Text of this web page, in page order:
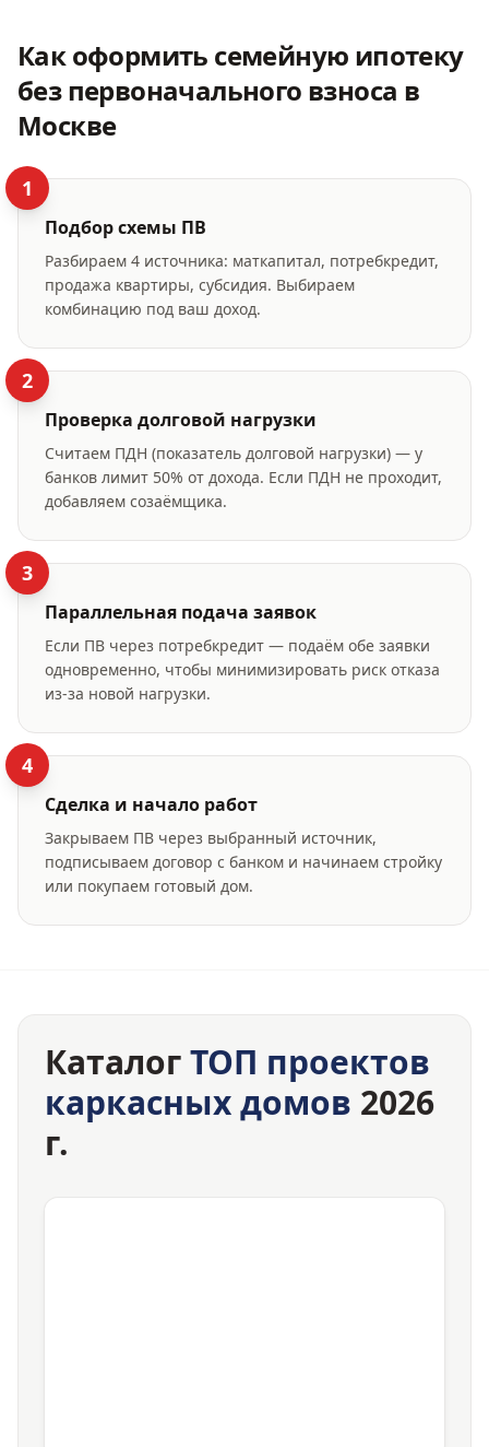
Как оформить семейную ипотеку
без первоначального взноса в
Москве
1
Подбор схемы ПВ
Разбираем 4 источника: маткапитал, потребкредит,
продажа квартиры, субсидия. Выбираем
комбинацию под ваш доход.
2
Проверка долговой нагрузки
Считаем ПДН (показатель долговой нагрузки) — у
банков лимит 50% от дохода. Если ПДН не проходит,
добавляем созаёмщика.
3
Параллельная подача заявок
Если ПВ через потребкредит — подаём обе заявки
одновременно, чтобы минимизировать риск отказа
из-за новой нагрузки.
4
Сделка и начало работ
Закрываем ПВ через выбранный источник,
подписываем договор с банком и начинаем стройку
или покупаем готовый дом.
КаталогТОП проектов
каркасных домов 2026
г.